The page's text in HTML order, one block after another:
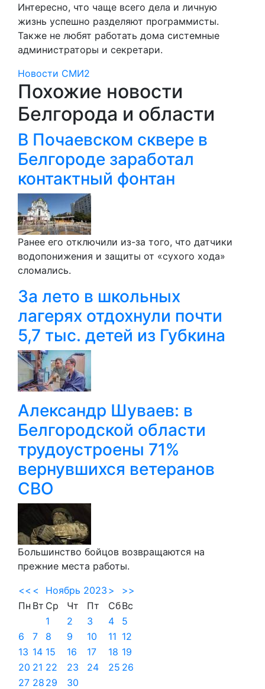
Интересно, что чаще всего дела и личную
жизнь успешно разделяют программисты.
Также не любят работать дома системные
администраторы и секретари.
Новости СМИ2
Похожие новости
Белгорода и области
В Почаевском сквере в
Белгороде заработал
контактный фонтан
Ранее его отключили из-за того, что датчики
водопонижения и защиты от «сухого хода»
сломались.
За лето в школьных
лагерях отдохнули почти
5,7 тыс. детей из Губкина
Александр Шуваев: в
Белгородской области
трудоустроены 71%
вернувшихся ветеранов
СВО
Большинство бойцов возвращаются на
прежние места работы.
<< < Ноябрь 2023 >
>>
Пн Вт Ср Чт Пт СбВс
1
2 3 4
5
6
7 8 9 10 11 12
13 14 15 16 17 18 19
20 21 22 23 24 25 26
27 28 29 30